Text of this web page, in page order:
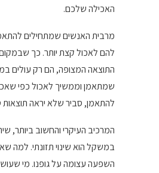
האכילה שלכם.
מרבית האנשים שמתחילים
להם לאכול קצת יותר. כך
התוצאה המצופה, הם רק עולים
שמתאמן וממשיך לאכול כפי
להתאמן, סביר שלא יראה תוצאות
המרכיב העיקרי והחשוב ביותר,
במשקל הוא שינוי תזונתי. למה
השפעה עצומה על גופנו. מי שעושה